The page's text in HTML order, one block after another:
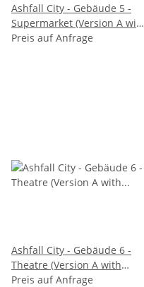
Ashfall City - Gebäude 5 -
Supermarket (Version A with
rubble)
Preis auf Anfrage
Ashfall City - Gebäude 6 -
Theatre (Version A with
rubble)
Preis auf Anfrage